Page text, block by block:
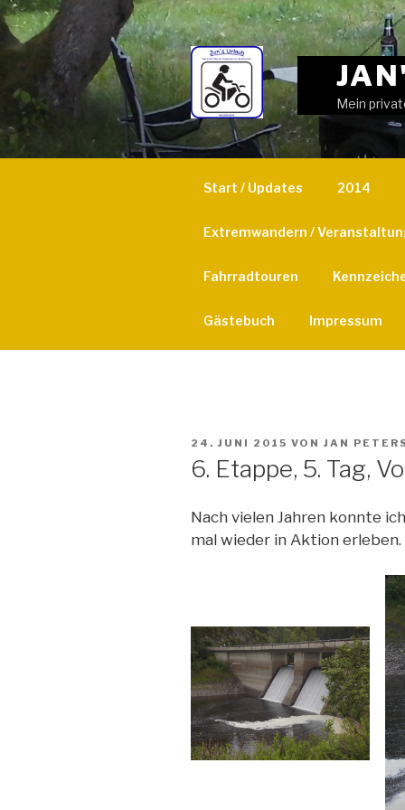
Weiter
zum
Inhalt
Mein
Start / Updates 2014
Extremwandern /
Fahrradtouren
Gästebuch Impressum
VERÖFFENTLICHT
24. JUNI 2015 VONJAN
6. Etappe, 5. Tag,
Nach vielen Jahren konnte
mal wieder in Aktion erleben.